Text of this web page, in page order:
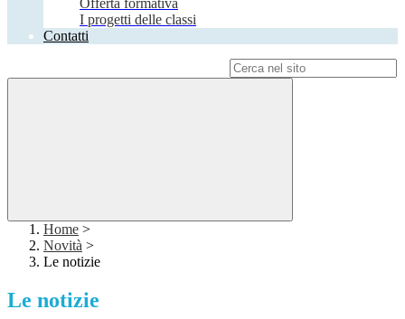
Offerta formativa
I progetti delle classi
Contatti
Home >
Novità >
Le notizie
Le notizie